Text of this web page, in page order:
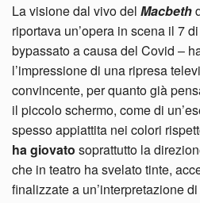
La visione dal vivo del Macbeth
riportava un’opera in scena il 7
bypassato a causa del Covid –
l’impressione di una ripresa
convincente, per quanto già
il piccolo schermo, come di
spesso appiattita nei colori
ha giovato soprattutto la
che in teatro ha svelato tinte,
finalizzate a un’interpretazione